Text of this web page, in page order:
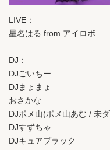
LIVE：
星名はる from アイロボ
DJ：
DJごいちー
DJまょまょ
おさかな
DJポメ山(ポメ山あむ / 未
DJすずちゃ
DJキュアブラック